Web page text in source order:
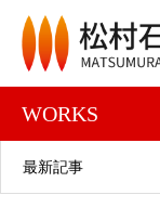
WORKS
最新記事